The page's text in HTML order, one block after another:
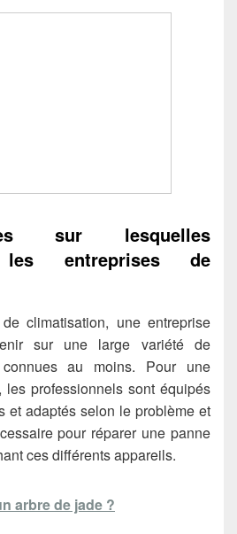
sur lesquelles
les entreprises de
climatisation, une entreprise
sur une large variété de
au moins. Pour une
les professionnels sont équipés
et adaptés selon le problème et
pour réparer une panne
ces différents appareils.
arbre de jade ?